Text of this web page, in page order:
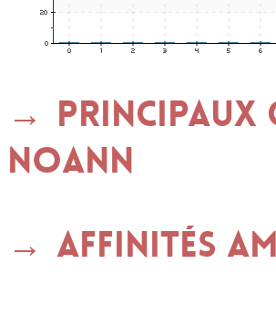
Principaux
NOANN
Affinités